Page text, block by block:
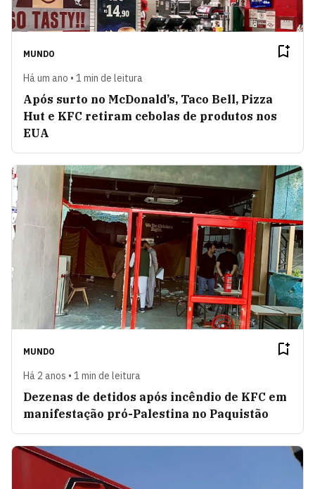
MUNDO
Há um ano • 1 min de leitura
Após surto no McDonald’s, Taco Bell, Pizza
Hut e KFC retiram cebolas de produtos nos
EUA
MUNDO
Há 2 anos • 1 min de leitura
Dezenas de detidos após incêndio de KFC em
manifestação pró-Palestina no Paquistão